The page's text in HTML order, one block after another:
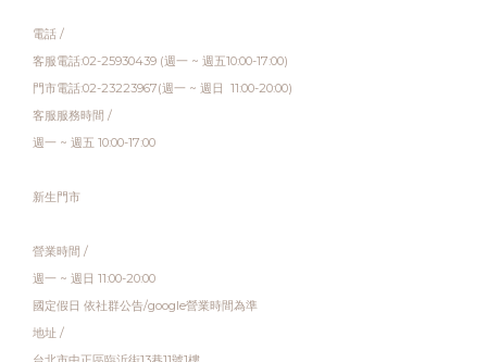
電話 /
客服電話:02-25930439 (週一 ~ 週五10:00-17:00)
門市電話:02-23223967(週一 ~ 週日 11:00-20:00)
客服服務時間 /
週一 ~ 週五 10:00-17:00
新生門市
營業時間 /
週一 ~ 週日 11:00-20:00
國定假日 依社群公告/google營業時間為準
地址 /